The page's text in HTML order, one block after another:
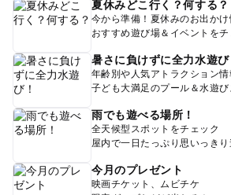
夏休みどこ行く？何する？
今から準備！夏休みのお出か
おすすめ遊び場＆イベントをチ
暑さに負けずに全力水遊び
年齢別や人気アトラクション
子ども大満足のプール＆水遊び
雨でも遊べる場所！
全天候型スポットをチェック
屋内で一日たっぷり思いっきり
今月のプレゼント
映画チケット、ムビチケ